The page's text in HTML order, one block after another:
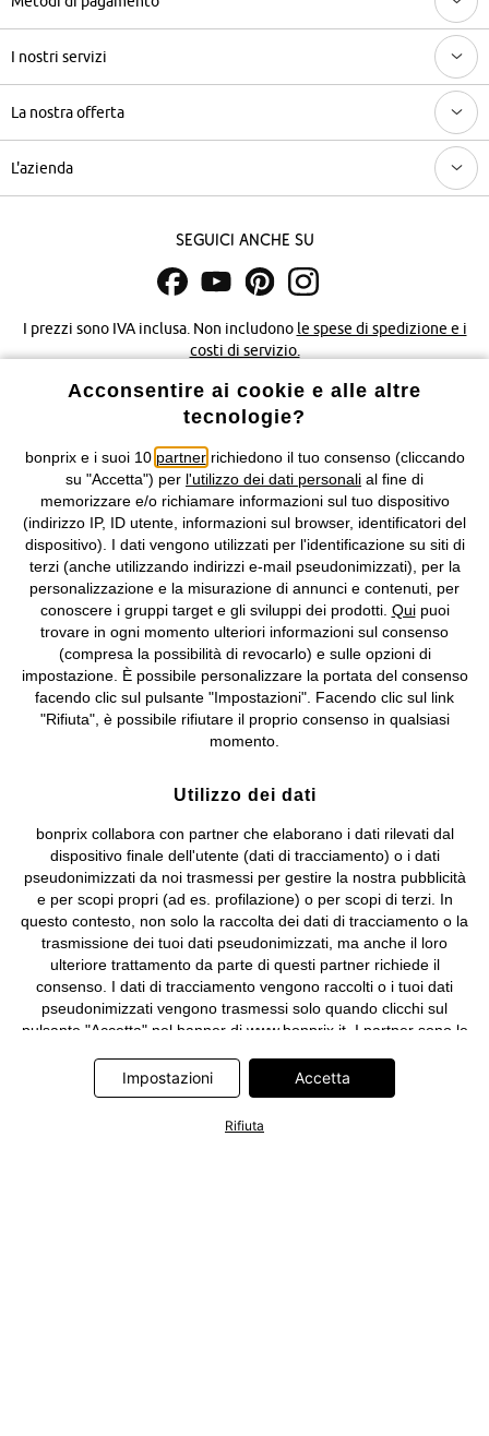
I nostri servizi
La nostra offerta
L'azienda
Seguici anche su
I prezzi sono IVA inclusa. Non includono le spese di spedizione e i
costi di servizio.
Informativa privacy e cookie Gestione dei cookie
Informazioni legali Diritto di recesso
©2026 bonprix.Tutti i diritti riservati.
bonprix S.r.l. con socio unico, sede legale: via Adua 33 - 13855
Valdengo (BI) C.F. 01510910027 - P.I. 01939830020, Reg. Imprese di
Biella n. 01510910027, R.E.A. BI - 171345, N. Reg. Pile:
IT09060P00000858, N. Reg. AEE: IT08020000002105 Capitale
Sociale: euro 1.000.000 i.v, Società soggetta all'attività di direzione
e coordinamento di bonprix Beteiligungs -Verwaltungsgesellschaft
mbH.
Acconsentire ai cookie e alle altre
tecnologie?
bonprix e i suoi 10 partnerrichiedono il tuo consenso (cliccando
su "Accetta") per l'utilizzo dei dati personali al fine di
memorizzare e/o richiamare informazioni sul tuo dispositivo
(indirizzo IP, ID utente, informazioni sul browser, identificatori del
dispositivo). I dati vengono utilizzati per l'identificazione su siti di
terzi (anche utilizzando indirizzi e-mail pseudonimizzati), per la
personalizzazione e la misurazione di annunci e contenuti, per
conoscere i gruppi target e gli sviluppi dei prodotti. Quipuoi
trovare in ogni momento ulteriori informazioni sul consenso
(compresa la possibilità di revocarlo) e sulle opzioni di
impostazione. È possibile personalizzare la portata del consenso
facendo clic sul pulsante "Impostazioni". Facendo clic sul link
"Rifiuta", è possibile rifiutare il proprio consenso in qualsiasi
momento.
Utilizzo dei dati
bonprix collabora con partner che elaborano i dati rilevati dal
dispositivo finale dell'utente (dati di tracciamento) o i dati
pseudonimizzati da noi trasmessi per gestire la nostra pubblicità
e per scopi propri (ad es. profilazione) o per scopi di terzi. In
questo contesto, non solo la raccolta dei dati di tracciamento o la
trasmissione dei tuoi dati pseudonimizzati, ma anche il loro
ulteriore trattamento da parte di questi partner richiede il
consenso. I dati di tracciamento vengono raccolti o i tuoi dati
pseudonimizzati vengono trasmessi solo quando clicchi sul
pulsante "Accetta" nel banner di www.bonprix.it. I partner sono le
Limited, Hurra Communications GmbH, ID5 Technology Ltd,
Meta Platforms Ireland Limited, Microsoft Ireland Operations
Limited, Pinterest Europe Limited, RTB-House GmbH, TikTok
Impostazioni Accetta
Rifiuta